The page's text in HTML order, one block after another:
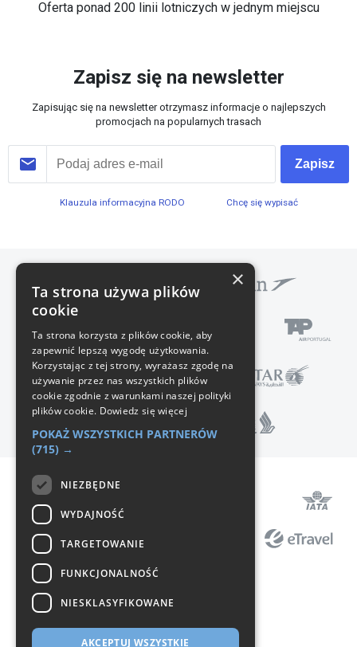
Oferta ponad 200 linii lotniczych w jednym miejscu
Zapisz się na newsletter
Zapisując się na newsletter otrzymasz informacje o najlepszych
promocjach na popularnych trasach
Zapisz
Klauzula informacyjna RODO Chcę się wypisać
Pomoc
Regulamin
Polityka prywatności
Ochrona danych
O nas
Kontakt
×
Ta strona używa plików
cookie
Ta strona korzysta z plików cookie, aby
zapewnić lepszą wygodę użytkowania.
Korzystając z tej strony, wyrażasz zgodę na
używanie przez nas wszystkich plików
cookie zgodnie z warunkami naszej polityki
plików cookie. Dowiedz się więcej
POKAŻ WSZYSTKICH PARTNERÓW
(715) →
NIEZBĘDNE
WYDAJNOŚĆ
TARGETOWANIE
FUNKCJONALNOŚĆ
NIESKLASYFIKOWANE
AKCEPTUJ WSZYSTKIE